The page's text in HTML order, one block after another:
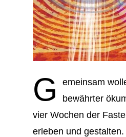
G
emeinsam
bewährter
vier Wochen der
erleben und gestalten.